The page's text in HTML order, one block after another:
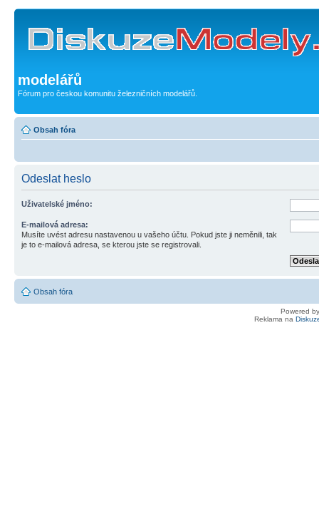
modelářů
Fórum pro českou komunitu železničních modelářů.
Obsah fóra
Odeslat heslo
Uživatelské jméno:
E-mailová adresa:
Musíte uvést adresu nastavenou u vašeho účtu. Pokud jste ji neměnili, tak
je to e-mailová adresa, se kterou jste se registrovali.
Obsah fóra
Powered
Reklama na